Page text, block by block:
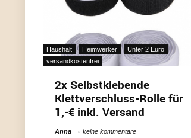
Haushalt Heimwerker
Unter 2 Euro
versandkostenfrei
2x Selbstklebende
Klettverschluss-Rolle für
1,-€ inkl. Versand
Anna keine kommentare